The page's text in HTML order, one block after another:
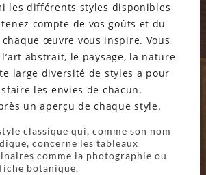
les différents styles disponibles
compte de vos goûts et du
œuvre vous inspire. Vous
abstrait, le paysage, la nature
large diversité de styles a pour
les envies de chacun.
un aperçu de chaque style.
classique qui, comme son nom
concerne les tableaux
comme la photographie ou
botanique.